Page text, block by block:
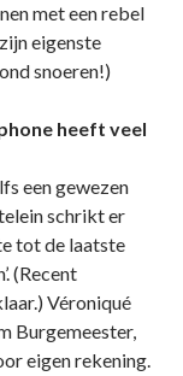
met een rebel
eigenste
snoeren!)
heeft veel
een gewezen
schrikt er
tot de laatste
(Recent
Véroniqué
Burgemeester,
eigen rekening.